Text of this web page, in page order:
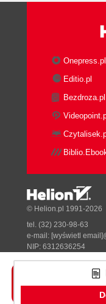
Onepress.pl
Editio.pl
Bezdroza.pl
© Helion.pl 1991-2026
tel. (32) 230-98-63
e-mail: [wyświetl
NIP: 6312636254